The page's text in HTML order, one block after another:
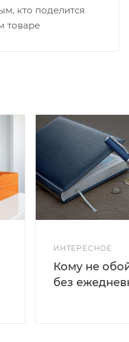
кто поделится
товаре
ИНТЕРЕСНОЕ
Кому не
без